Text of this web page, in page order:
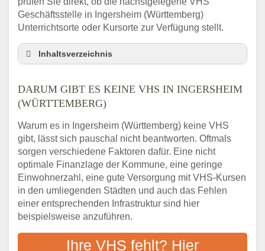
Geschäftsstelle in Ingersheim (Württemberg)
Unterrichtsorte oder Kursorte zur Verfügung stellt.
Inhaltsverzeichnis
(Württemberg)
3 schnelle Tipps
Ingersheim (Württemberg) VHS-Kurse in
Ihrer Nähe
Abendschule in der Region rund um
Ingersheim (Württemberg)
VHS steht für Erwachsenenbildung
Online-Kurse: Alternative Angebote zum
VHS-Kurs
Checkliste: Darauf kommt es bei
DARUM GIBT ES KEINE VHS IN INGERSHEIM
(WÜRTTEMBERG)
Warum es in Ingersheim (Württemberg) keine VHS
gibt, lässt sich pauschal nicht beantworten. Oftmals
sorgen verschiedene Faktoren dafür. Eine nicht
optimale Finanzlage der Kommune, eine geringe
Einwohnerzahl, eine gute Versorgung mit VHS-Kursen
in den umliegenden Städten und auch das Fehlen
einer entsprechenden Infrastruktur sind hier
beispielsweise anzuführen.
Ihre VHS fehlt? Hier